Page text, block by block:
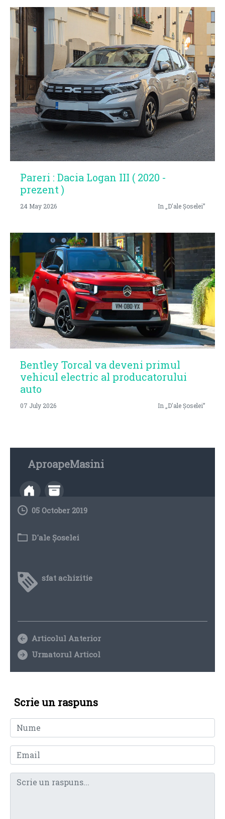
Pareri : Dacia Logan III ( 2020 -
prezent )
24 May 2026 In „D'ale Șoselei”
Bentley Torcal va deveni primul
vehicul electric al producatorului
auto
07 July 2026 In „D'ale Șoselei”
AproapeMasini
05 October 2019
D'ale Șoselei
sfat achizitie
Articolul Anterior
Urmatorul Articol
Scrie un raspuns